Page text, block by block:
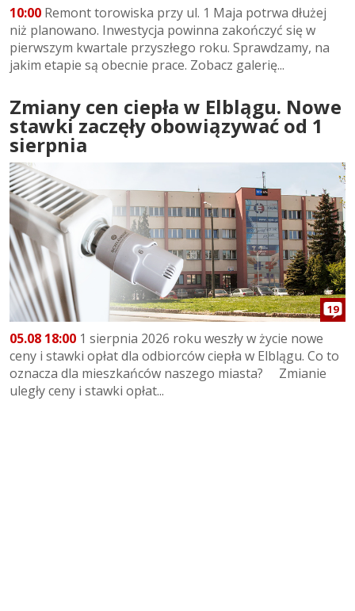
10:00 Remont torowiska przy ul. 1 Maja potrwa dłużej
niż planowano. Inwestycja powinna zakończyć się w
pierwszym kwartale przyszłego roku. Sprawdzamy, na
jakim etapie są obecnie prace. Zobacz galerię...
Zmiany cen ciepła w Elblągu. Nowe
stawki zaczęły obowiązywać od 1
sierpnia
19
05.08 18:00 1 sierpnia 2026 roku weszły w życie nowe
ceny i stawki opłat dla odbiorców ciepła w Elblągu. Co to
oznacza dla mieszkańców naszego miasta? Zmianie
uległy ceny i stawki opłat...